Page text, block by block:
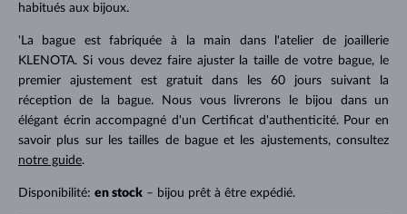
habitués aux bijoux.
'La bague est fabriquée à la main dans l'atelier de joaillerie
KLENOTA. Si vous devez faire ajuster la taille de votre bague, le
premier ajustement est gratuit dans les 60 jours suivant la
réception de la bague. Nous vous livrerons le bijou dans un
élégant écrin accompagné d'un Certificat d'authenticité. Pour en
savoir plus sur les tailles de bague et les ajustements, consultez
notre guide.
Disponibilité: en stock– bijou prêt à être expédié.